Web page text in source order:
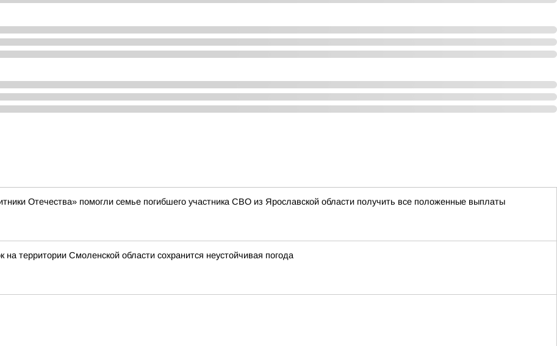
Отечества» помогли семье погибшего участника СВО из Ярославской области получить все положенные выплаты
территории Смоленской области сохранится неустойчивая погода